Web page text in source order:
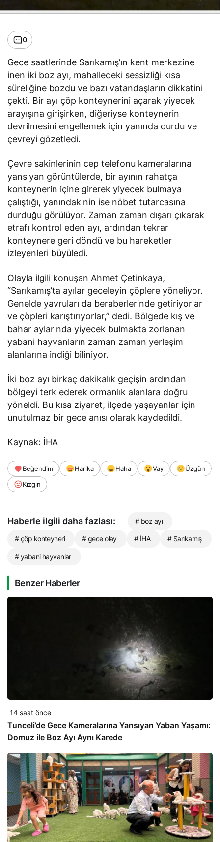
0
Gece saatlerinde Sarıkamış’ın kent merkezine
inen iki boz ayı, mahalledeki sessizliği kısa
süreliğine bozdu ve bazı vatandaşların dikkatini
çekti. Bir ayı çöp konteynerini açarak yiyecek
arayışına girişirken, diğeriyse konteynerin
devrilmesini engellemek için yanında durdu ve
çevreyi gözetledi.
Çevre sakinlerinin cep telefonu kameralarına
yansıyan görüntülerde, bir ayının rahatça
konteynerin içine girerek yiyecek bulmaya
çalıştığı, yanındakinin ise nöbet tutarcasına
durduğu görülüyor. Zaman zaman dışarı çıkarak
etrafı kontrol eden ayı, ardından tekrar
konteynere geri döndü ve bu hareketler
izleyenleri büyüledi.
Olayla ilgili konuşan Ahmet Çetinkaya,
“Sarıkamış’ta ayılar geceleyin çöplere yöneliyor.
Genelde yavruları da beraberlerinde getiriyorlar
ve çöpleri karıştırıyorlar,” dedi. Bölgede kış ve
bahar aylarında yiyecek bulmakta zorlanan
yabani hayvanların zaman zaman yerleşim
alanlarına indiği biliniyor.
İki boz ayı birkaç dakikalık geçişin ardından
bölgeyi terk ederek ormanlık alanlara doğru
yöneldi. Bu kısa ziyaret, ilçede yaşayanlar için
unutulmaz bir gece anısı olarak kaydedildi.
Kaynak: İHA
Beğendim Harika Haha Vay
Üzgün
Kızgın
Haberle ilgili daha fazlası: # boz ayı
# çöp konteyneri # gece olay # İHA # Sarıkamış
# yabani hayvanlar
Benzer Haberler
14 saat önce
Tunceli’de Gece Kameralarına Yansıyan Yaban Yaşamı:
Domuz ile Boz Ayı Aynı Karede